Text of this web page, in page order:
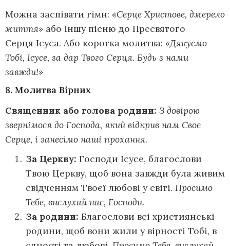
Можна заспівати гімн: «Серце Христове, джерело
життя» або іншу пісню до Пресвятого
Серця Ісуса. Або коротка молитва: «Дякуємо
Тобі, Ісусе, за дар Твого Серця. Будь з нами
завжди!»
8. Молитва Вірних
Священник або голова родини: З довірою
звернімося до Господа, який відкрив нам Своє
Серце, і занесімо наші прохання.
За Церкву: Господи Ісусе, благослови
Твою Церкву, щоб вона завжди була живим
свідченням Твоєї любові у світі. Просимо
Тебе, вислухай нас, Господи.
За родини: Благослови всі християнські
родини, щоб вони жили у вірності Тобі, в